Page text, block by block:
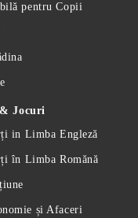
pentru Copii
Jocuri
in Limba Engleză
în Limba Romănă
și Afaceri